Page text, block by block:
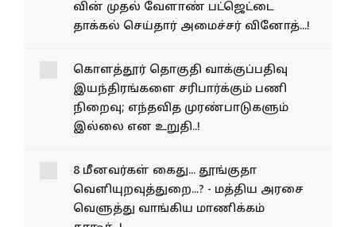
வின் முதல் வேளாண் பட்ஜெட்டை
தாக்கல் செய்தார் அமைச்சர் வினோத்...!
கொளத்தூர் தொகுதி வாக்குப்பதிவு
இயந்திரங்களை சரிபார்க்கும் பணி
நிறைவு; எந்தவித முரண்பாடுகளும்
இல்லை என உறுதி..!
8 மீனவர்கள் கைது... தூங்குதா
வெளியுறவுத்துறை...? - மத்திய அரசை
வெளுத்து வாங்கிய மாணிக்கம்